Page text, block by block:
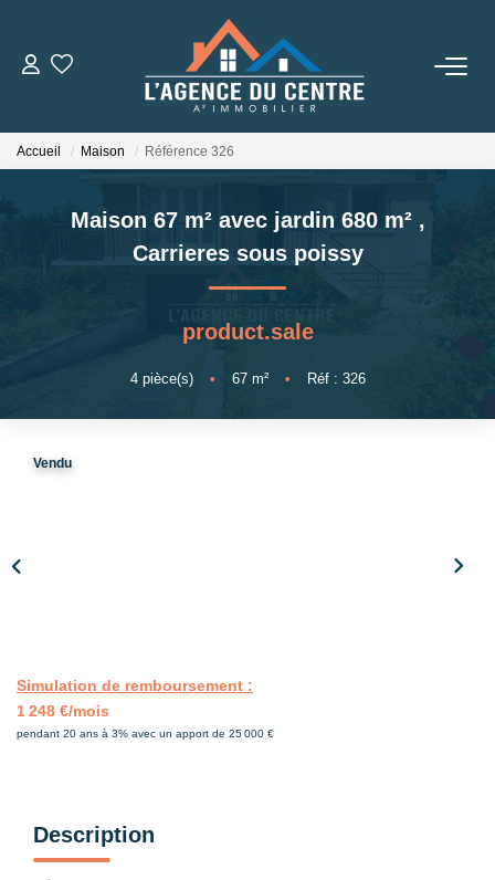
VENTES
CONSEILS
Estimation
Accueil Maison Référence 326
Maison 67 m² avec jardin 680 m² ,
Carrieres sous poissy
product.sale
4pièce(s) • 67m² • Réf : 326
Vendu
Simulation de remboursement :
1 248 €/mois
pendant 20 ans à 3% avec un apport de 25 000 €
Description